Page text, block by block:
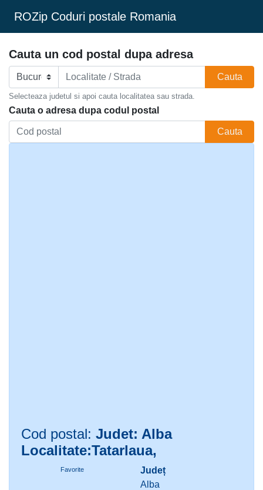
ROZip Coduri postale Romania
Cauta un cod postal dupa adresa
Cauta
Selecteaza judetul si apoi cauta localitatea sau strada.
Cauta o adresa dupa codul postal
Cauta
Cod postal: Judet: Alba
Localitate:Tatarlaua,
Favorite
Județ
Alba